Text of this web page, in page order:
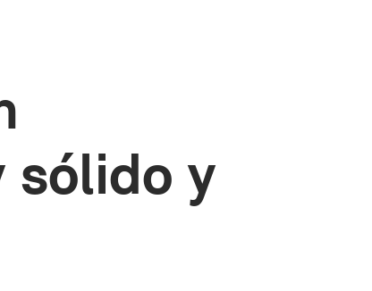
sólido y